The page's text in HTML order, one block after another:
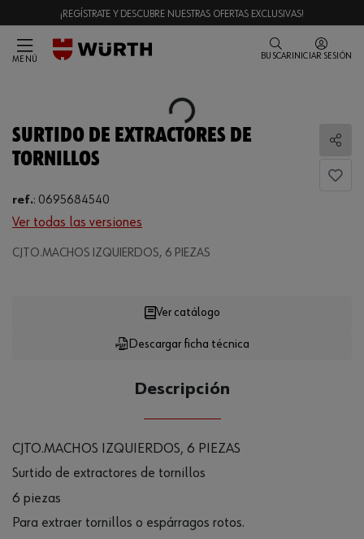
¡REGÍSTRATE Y DESCUBRE NUESTRAS OFERTAS EXCLUSIVAS!
MENÚ BUSCAR INICIAR SESIÓN
Loading...
SURTIDO DE EXTRACTORES DE
TORNILLOS
ref.: 0695684540
Ver todas las versiones
CJTO.MACHOS IZQUIERDOS, 6 PIEZAS
Loading...
Descargar ficha técnica
Ver catálogo
Descripción
CJTO.MACHOS IZQUIERDOS, 6 PIEZAS
Surtido de extractores de tornillos
6 piezas
Para extraer tornillos o espárragos rotos.